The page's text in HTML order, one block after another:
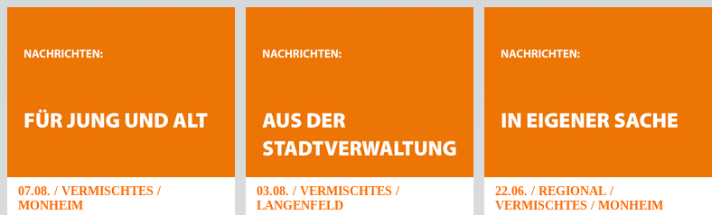
07.08. / VERMISCHTES /
MONHEIM
03.08. / VERMISCHTES /
LANGENFELD
22.06. / REGIONAL /
VERMISCHTES / MONHEIM